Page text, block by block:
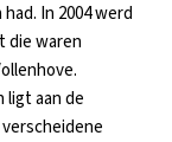
In 2004 werd
die waren
ligt aan de